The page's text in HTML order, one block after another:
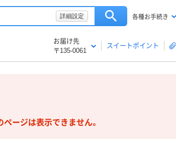
詳細設定 各種お手続き
お届け先
〒135-0061
スイートポイント
ージは表示できません。